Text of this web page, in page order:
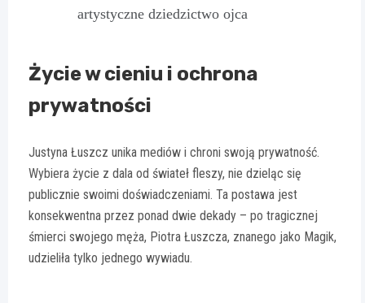
artystyczne dziedzictwo ojca
Życie w cieniu i ochrona
prywatności
Justyna Łuszcz unika mediów i chroni swoją prywatność.
Wybiera życie z dala od świateł fleszy, nie dzieląc się
publicznie swoimi doświadczeniami. Ta postawa jest
konsekwentna przez ponad dwie dekady – po tragicznej
śmierci swojego męża, Piotra Łuszcza, znanego jako Magik,
udzieliła tylko jednego wywiadu.